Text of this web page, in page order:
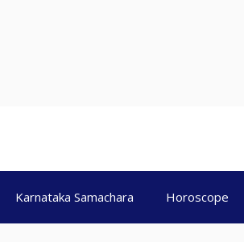
Karnataka Samachara Horoscope